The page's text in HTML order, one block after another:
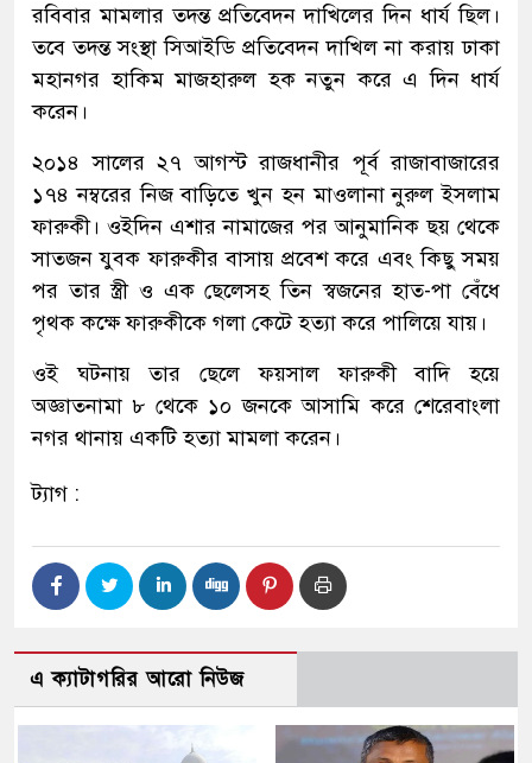
রবিবার মামলার তদন্ত প্রতিবেদন দাখিলের দিন ধার্য ছিল।
তবে তদন্ত সংস্থা সিআইডি প্রতিবেদন দাখিল না করায় ঢাকা
মহানগর হাকিম মাজহারুল হক নতুন করে এ দিন ধার্য
করেন।
২০১৪ সালের ২৭ আগস্ট রাজধানীর পূর্ব রাজাবাজারের
১৭৪ নম্বরের নিজ বাড়িতে খুন হন মাওলানা নুরুল ইসলাম
ফারুকী। ওইদিন এশার নামাজের পর আনুমানিক ছয় থেকে
সাতজন যুবক ফারুকীর বাসায় প্রবেশ করে এবং কিছু সময়
পর তার স্ত্রী ও এক ছেলেসহ তিন স্বজনের হাত-পা বেঁধে
পৃথক কক্ষে ফারুকীকে গলা কেটে হত্যা করে পালিয়ে যায়।
ওই ঘটনায় তার ছেলে ফয়সাল ফারুকী বাদি হয়ে
অজ্ঞাতনামা ৮ থেকে ১০ জনকে আসামি করে শেরেবাংলা
নগর থানায় একটি হত্যা মামলা করেন।
ট্যাগ :
এ ক্যাটাগরির আরো নিউজ